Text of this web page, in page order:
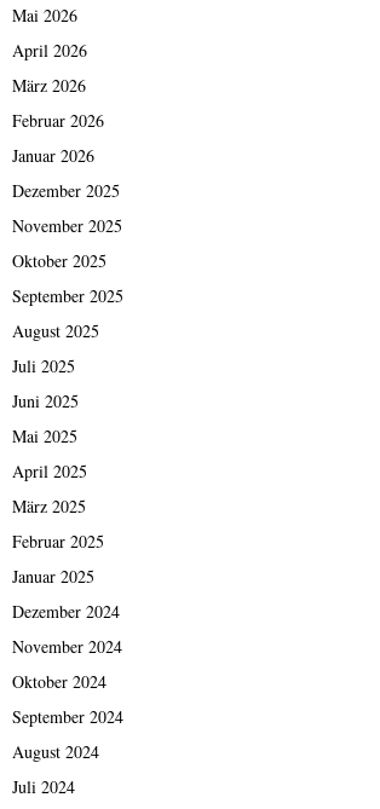
Mai 2026
April 2026
März 2026
Februar 2026
Januar 2026
Dezember 2025
November 2025
Oktober 2025
September 2025
August 2025
Juli 2025
Juni 2025
Mai 2025
April 2025
März 2025
Februar 2025
Januar 2025
Dezember 2024
November 2024
Oktober 2024
September 2024
August 2024
Juli 2024